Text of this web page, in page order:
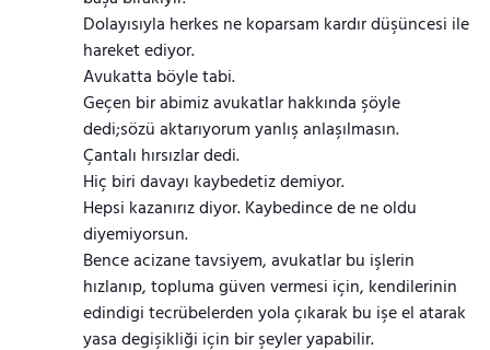
Dolayısıyla herkes ne koparsam kardır düşüncesi ile
hareket ediyor.
Avukatta böyle tabi.
Geçen bir abimiz avukatlar hakkında şöyle
dedi;sözü aktarıyorum yanlış anlaşılmasın.
Çantalı hırsızlar dedi.
Hiç biri davayı kaybedetiz demiyor.
Hepsi kazanırız diyor. Kaybedince de ne oldu
diyemiyorsun.
Bence acizane tavsiyem, avukatlar bu işlerin
hızlanıp, topluma güven vermesi için, kendilerinin
edindigi tecrübelerden yola çıkarak bu işe el atarak
yasa degişikliği için bir şeyler yapabilir.